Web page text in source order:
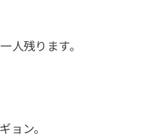
人残ります。
ョン。